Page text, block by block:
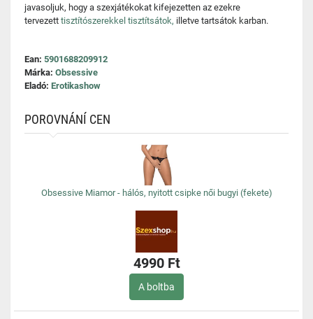
javasoljuk, hogy a szexjátékokat kifejezetten az ezekre
tervezett tisztítószerekkel tisztítsátok, illetve tartsátok karban.
Ean: 5901688209912
Márka: Obsessive
Eladó: Erotikashow
POROVNÁNÍ CEN
Obsessive Miamor - hálós, nyitott csipke női bugyi (fekete)
4990 Ft
A boltba